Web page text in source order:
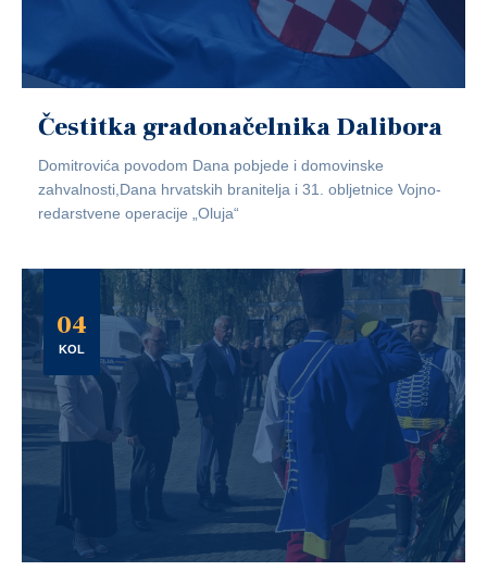
Čestitka gradonačelnika Dalibora
Domitrovića povodom Dana pobjede i domovinske
zahvalnosti,Dana hrvatskih branitelja i 31. obljetnice Vojno-
redarstvene operacije „Oluja“
04
KOL